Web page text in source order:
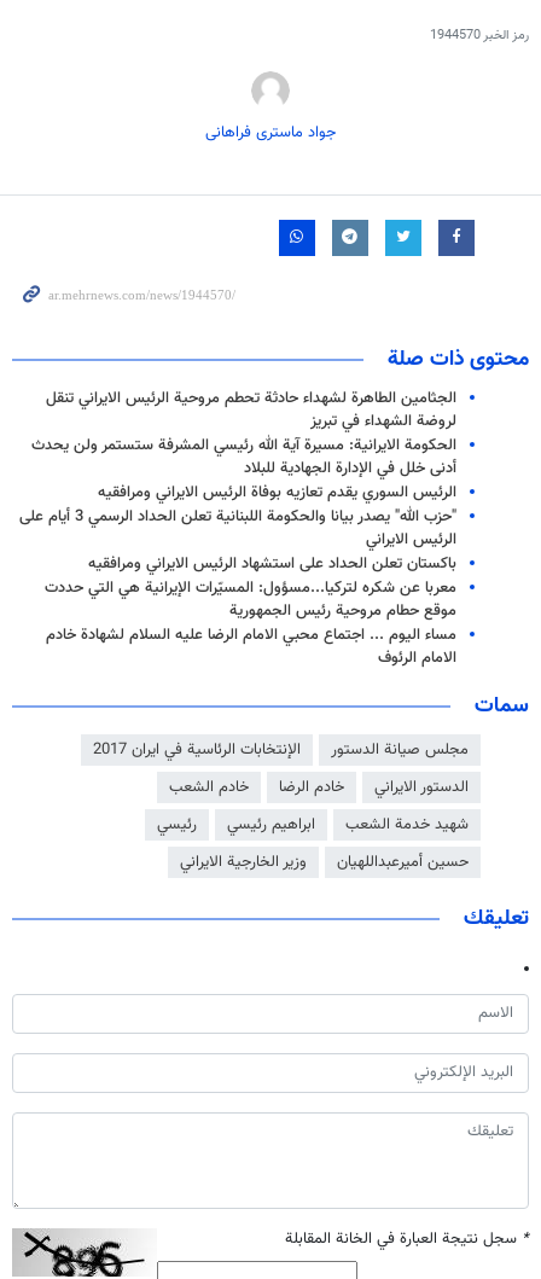
رمز الخبر1944570
جواد ماستری فراهانی
محتوى ذات صلة
الجثامين الطاهرة لشهداء حادثة تحطم مروحية الرئيس الايراني تنقل
لروضة الشهداء في تبريز
الحكومة الايرانية: مسيرة آية الله رئيسي المشرفة ستستمر ولن يحدث
أدنى خلل في الإدارة الجهادية للبلاد
الرئيس السوري يقدم تعازيه بوفاة الرئيس الايراني ومرافقيه
"حزب الله" يصدر بيانا والحكومة اللبنانية تعلن الحداد الرسمي 3 أيام على
الرئيس الايراني
باكستان تعلن الحداد على استشهاد الرئيس الايراني ومرافقيه
معربا عن شكره لتركيا...مسؤول: المسيّرات الإيرانية هي التي حددت
موقع حطام مروحية رئيس الجمهورية
مساء اليوم ... اجتماع محبي الامام الرضا عليه السلام لشهادة خادم
الامام الرئوف
سمات
مجلس صيانة الدستور
الإنتخابات الرئاسية في ايران 2017
الدستور الايراني
خادم الرضا
خادم الشعب
شهيد خدمة الشعب
ابراهيم رئيسي
رئيسي
حسين أميرعبداللهيان
وزير الخارجية الايراني
تعليقك
* سجل نتيجة العبارة في الخانة المقابلة